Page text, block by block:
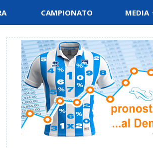
CAMPIONATO MEDIA